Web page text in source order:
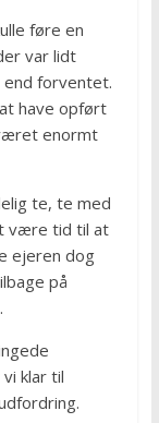
føre en
var lidt
forventet.
have opført
enormt
te, te med
være tid til at
ejeren dog
på
klar til